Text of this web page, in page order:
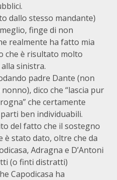
dallo stesso mandante)
finge di non
realmente ha fatto mia
che è risultato molto
sinistra.
padre Dante (non
dico che “lascia pur
che certamente
ben individuabili.
del fatto che il sostegno
è stato dato, oltre che da
Adragna e D’Antoni
(o finti distratti)
Capodicasa ha